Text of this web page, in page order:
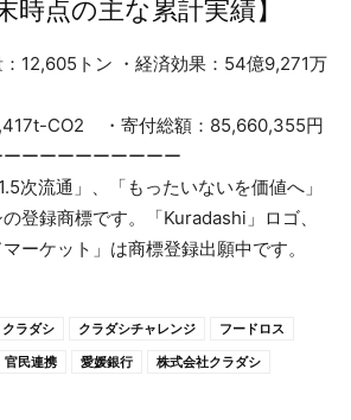
時点の主な累計実績】
：12,605トン ・経済効果：54億9,271万
CO2 ・寄付総額：85,660,355円
ーーーーーーーーー
次流通」、「もったいないを価値へ」
登録商標です。「Kuradashi」ロゴ、
ーケット」は商標登録出願中です。
クラダシ クラダシチャレンジ
フードロス
官民連携 愛媛銀行
株式会社クラダシ